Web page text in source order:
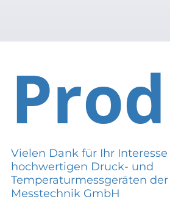
Vielen Dank für Ihr
hochwertigen Druck- und
Temperaturmessgeräten der
Messtechnik GmbH